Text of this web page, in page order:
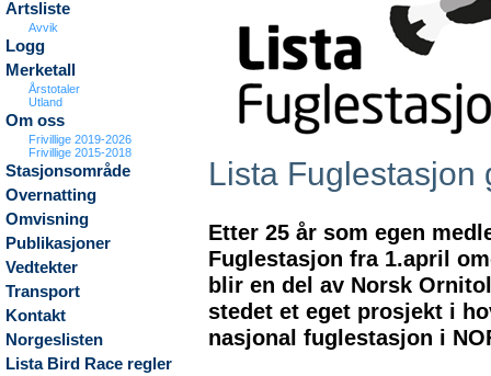
Artsliste
Avvik
Logg
Merketall
Årstotaler
Utland
Om oss
Frivillige 2019-2026
Frivillige 2015-2018
Stasjonsområde
Overnatting
Omvisning
Publikasjoner
Vedtekter
Transport
Kontakt
Norgeslisten
Lista Bird Race regler
Lista Fuglestasjon
Etter 25 år som egen
Fuglestasjon fra 1.april
blir en del av Norsk
stedet et eget prosjekt i
nasjonal fuglestasjon i